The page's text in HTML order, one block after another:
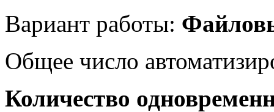
Вариант работы:
Общее число
Количество